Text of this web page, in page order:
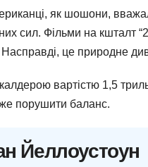
як шошони,
сил. Фільми на кшталт
це природне
вартістю 1,5
порушити баланс.
Йеллоустоун